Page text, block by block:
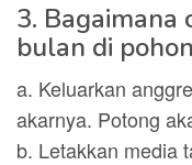
3. Bagaimana
bulan di
a. Keluarkan
akarnya. Potong
b. Letakkan media